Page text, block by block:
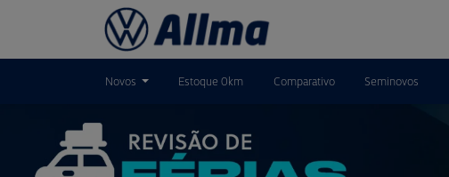
Novos Estoque 0km Comparativo Seminovos